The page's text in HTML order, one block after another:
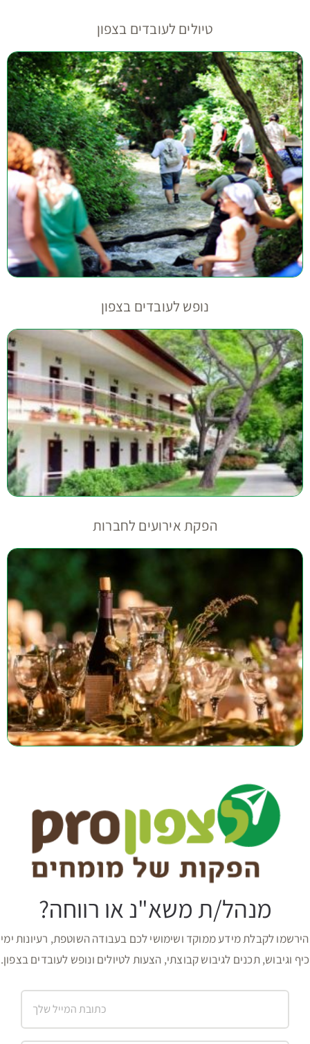
טיולים לעובדים בצפון
נופש לעובדים בצפון
הפקת אירועים לחברות
מנהל/ת משא"נ או רווחה?
הירשמו לקבלת מידע ממוקד ושימושי לכם בעבודה השוטפת, רעיונות ימי
כיף וגיבוש, תכנים לגיבוש קבוצתי, הצעות לטיולים ונופש לעובדים בצפון.